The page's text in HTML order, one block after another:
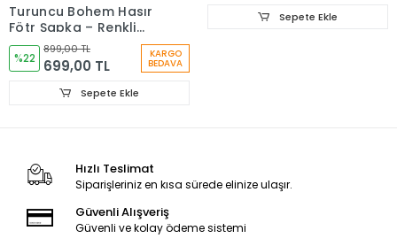
Turuncu Bohem Hasır
Fötr Şapka – Renkli
Etnik Şeritli Yazlık
Kadın Şapkası 6261
%22
899,00 TL
699,00 TL
KARGO
BEDAVA
Sepete Ekle
Sepete Ekle
Hızlı Teslimat
Siparişleriniz en kısa sürede elinize ulaşır.
Güvenli Alışveriş
Güvenli ve kolay ödeme sistemi